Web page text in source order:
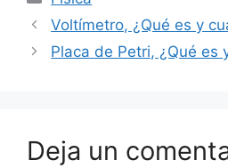
Voltímetro, ¿Qué es y
Placa de Petri, ¿Qué es
Deja un